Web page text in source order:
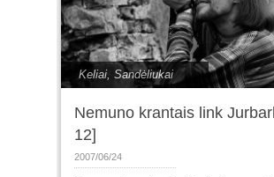
Keliai Sandėliukai
Nemuno krantais link
12]
2007/06/24